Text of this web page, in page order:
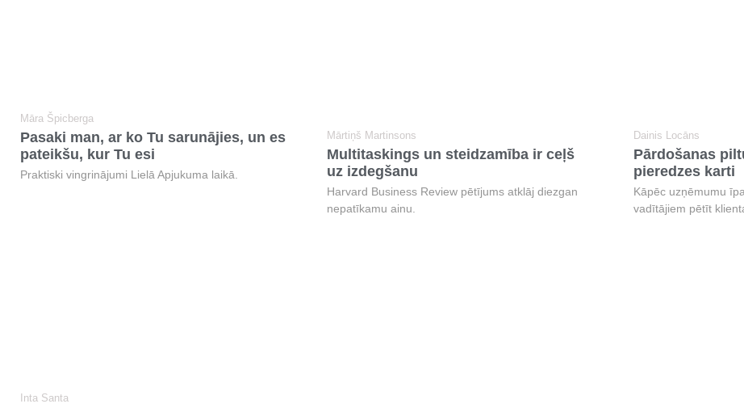
Māra Špicberga
Pasaki man, ar ko Tu sarunājies, un es
pateikšu, kur Tu esi
Praktiski vingrinājumi Lielā Apjukuma laikā.
Mārtiņš Martinsons
Multitaskings un steidzamība ir ceļš
uz izdegšanu
Harvard Business Review pētījums atklāj diezgan
nepatīkamu ainu.
Dainis Locāns
Pārdošanas
pieredzes karti
Kāpēc uzņēmumu
vadītājiem pētīt
Inta Santa